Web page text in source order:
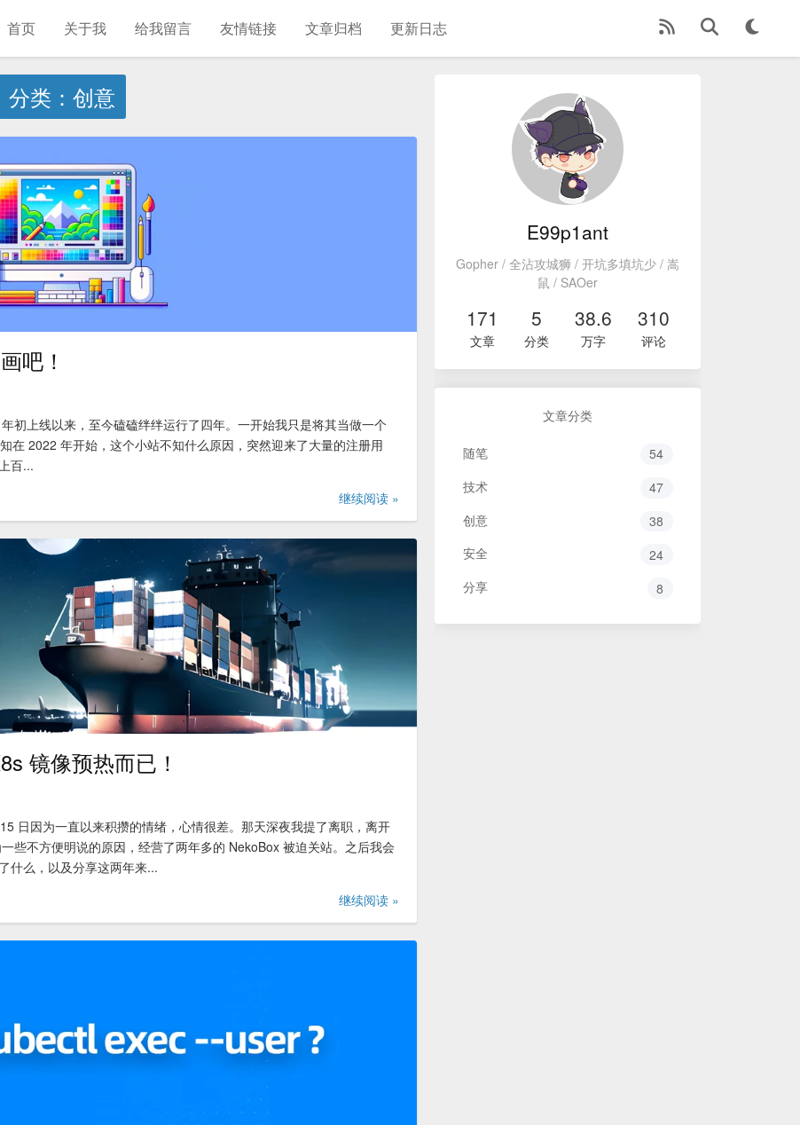
首页 关于我 给我留言 友情链接 文章归档 更新日志
分类：创意
吧！
初上线以来，至今磕磕绊绊运行了四年。一开始我只是将其当做一个
在 2022 年开始，这个小站不知什么原因，突然迎来了大量的注册用
百...
继续阅读 »
镜像预热而已！
日因为一直以来积攒的情绪，心情很差。那天深夜我提了离职，离开
些不方便明说的原因，经营了两年多的 NekoBox 被迫关站。之后我会
什么，以及分享这两年来...
继续阅读 »
E99p1ant
Gopher / 全沾攻城狮 / 开坑多填坑少 / 嵩
鼠 / SAOer
171
文章
5
分类
38.6
万字
310
评论
文章分类
随笔
54
技术
47
创意
38
安全
24
分享
8